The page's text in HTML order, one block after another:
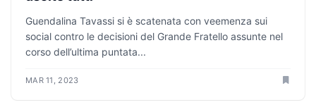
Guendalina Tavassi si è scatenata con veemenza sui
social contro le decisioni del Grande Fratello assunte nel
corso dell’ultima puntata...
MAR 11, 2023